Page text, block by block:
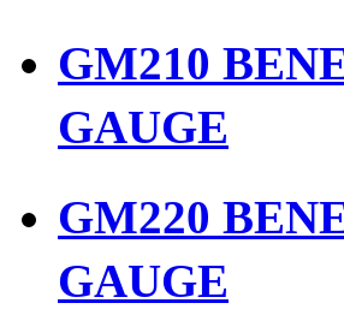
GM210
GAUGE
GM220
GAUGE